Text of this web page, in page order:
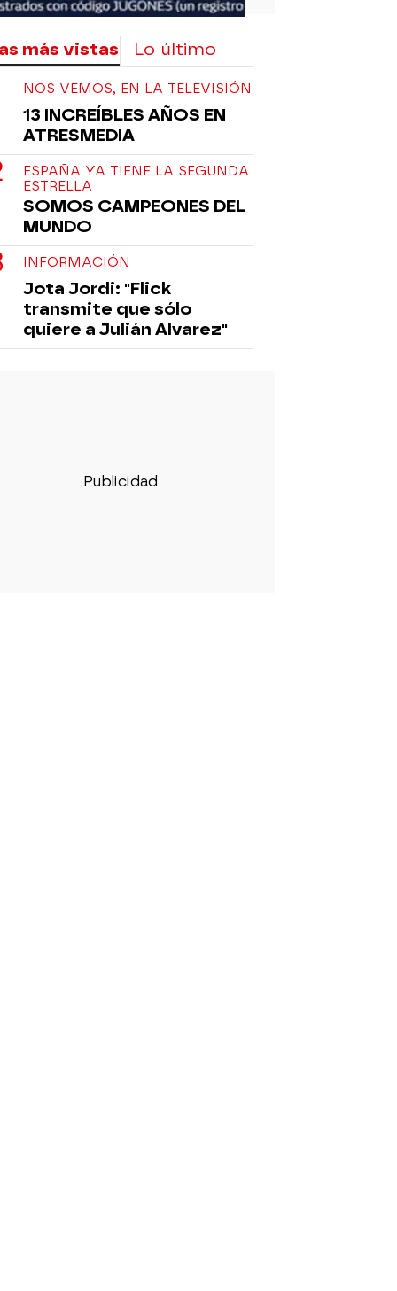
más vistas Lo último
NOS VEMOS, EN LA TELEVISIÓN
13 INCREÍBLES AÑOS EN
ATRESMEDIA
ESPAÑA YA TIENE LA SEGUNDA
ESTRELLA
SOMOS CAMPEONES DEL
MUNDO
INFORMACIÓN
Jota Jordi: "Flick
transmite que sólo
quiere a Julián Alvarez"